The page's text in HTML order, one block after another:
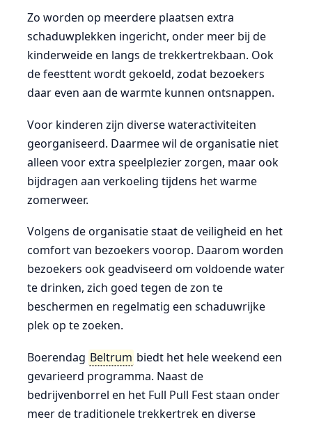
Zo worden op meerdere plaatsen extra
schaduwplekken ingericht, onder meer bij de
kinderweide en langs de trekkertrekbaan. Ook
de feesttent wordt gekoeld, zodat bezoekers
daar even aan de warmte kunnen ontsnappen.
Voor kinderen zijn diverse wateractiviteiten
georganiseerd. Daarmee wil de organisatie niet
alleen voor extra speelplezier zorgen, maar ook
bijdragen aan verkoeling tijdens het warme
zomerweer.
Volgens de organisatie staat de veiligheid en het
comfort van bezoekers voorop. Daarom worden
bezoekers ook geadviseerd om voldoende water
te drinken, zich goed tegen de zon te
beschermen en regelmatig een schaduwrijke
plek op te zoeken.
Boerendag Beltrum biedt het hele weekend een
gevarieerd programma. Naast de
bedrijvenborrel en het Full Pull Fest staan onder
meer de traditionele trekkertrek en diverse